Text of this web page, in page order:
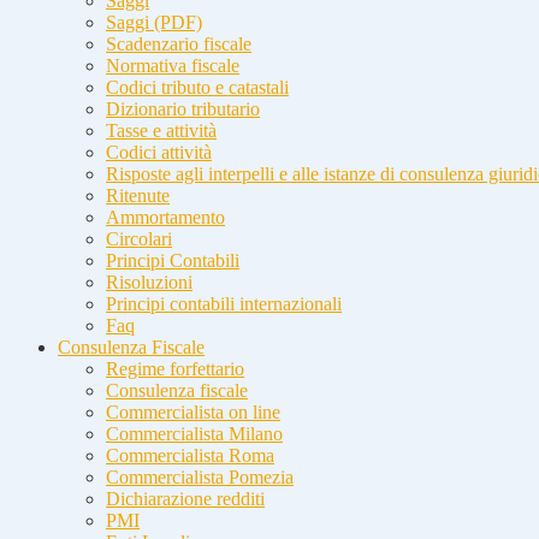
Saggi (PDF)
Scadenzario fiscale
Normativa fiscale
Codici tributo e catastali
Dizionario tributario
Tasse e attività
Codici attività
Risposte agli interpelli e alle istanze di consulenza
Ritenute
Ammortamento
Circolari
Principi Contabili
Risoluzioni
Principi contabili internazionali
Faq
Consulenza Fiscale
Regime forfettario
Consulenza fiscale
Commercialista on line
Commercialista Milano
Commercialista Roma
Commercialista Pomezia
Dichiarazione redditi
PMI